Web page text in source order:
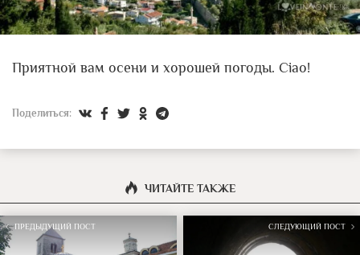
Приятной вам осени и хорошей погоды. Ciao!
Поделиться:
ЧИТАЙТЕ ТАКЖЕ
ПРЕДЫДУЩИЙ ПОСТ СЛЕДУЮЩИЙ ПОСТ